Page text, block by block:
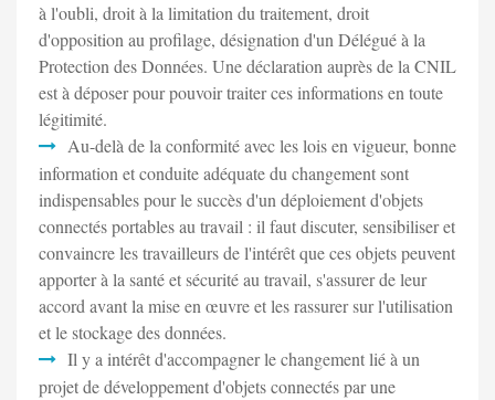
à l'oubli, droit à la limitation du traitement, droit
d'opposition au profilage, désignation d'un Délégué à la
Protection des Données. Une déclaration auprès de la CNIL
est à déposer pour pouvoir traiter ces informations en toute
légitimité.
Au-delà de la conformité avec les lois en vigueur, bonne
information et conduite adéquate du changement sont
indispensables pour le succès d'un déploiement d'objets
connectés portables au travail : il faut discuter, sensibiliser et
convaincre les travailleurs de l'intérêt que ces objets peuvent
apporter à la santé et sécurité au travail, s'assurer de leur
accord avant la mise en œuvre et les rassurer sur l'utilisation
et le stockage des données.
Il y a intérêt d'accompagner le changement lié à un
projet de développement d'objets connectés par une